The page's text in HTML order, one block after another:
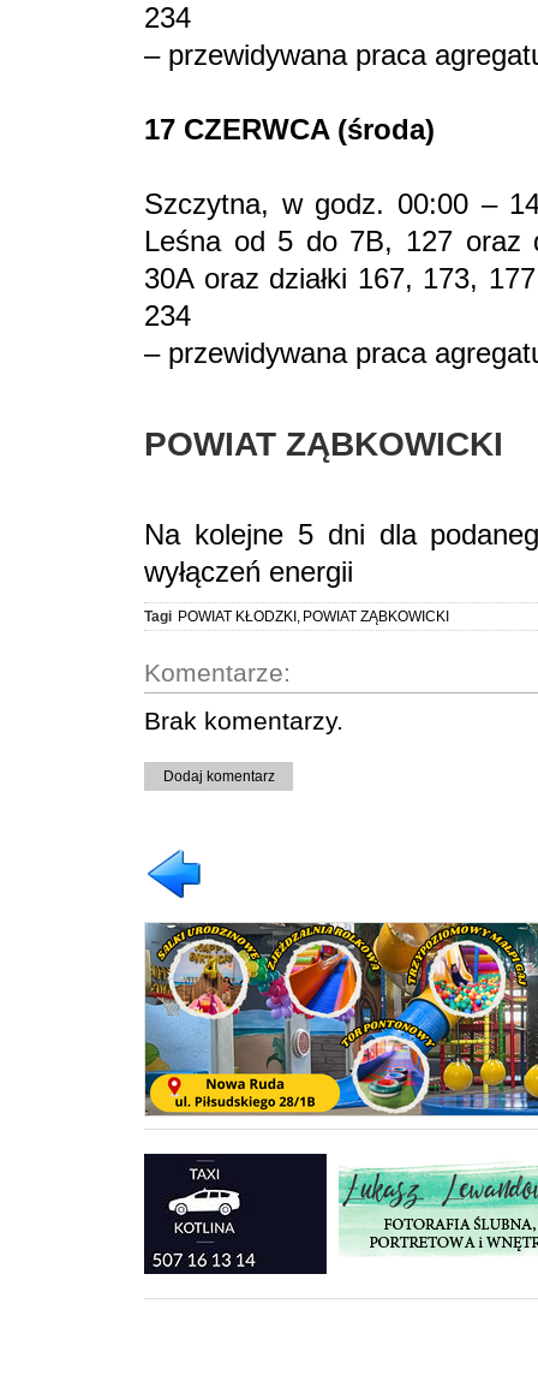
234
– przewidywana praca
17 CZERWCA (środa)
Szczytna, w godz. 00:00 –
Leśna od 5 do 7B, 127 oraz
30A oraz działki 167, 173,
234
– przewidywana praca
POWIAT ZĄBKOWICKI
Na kolejne 5 dni dla
wyłączeń energii
Tagi POWIAT KŁODZKI , POWIAT ZĄBKOWICKI
Komentarze:
Brak komentarzy.
Dodaj komentarz